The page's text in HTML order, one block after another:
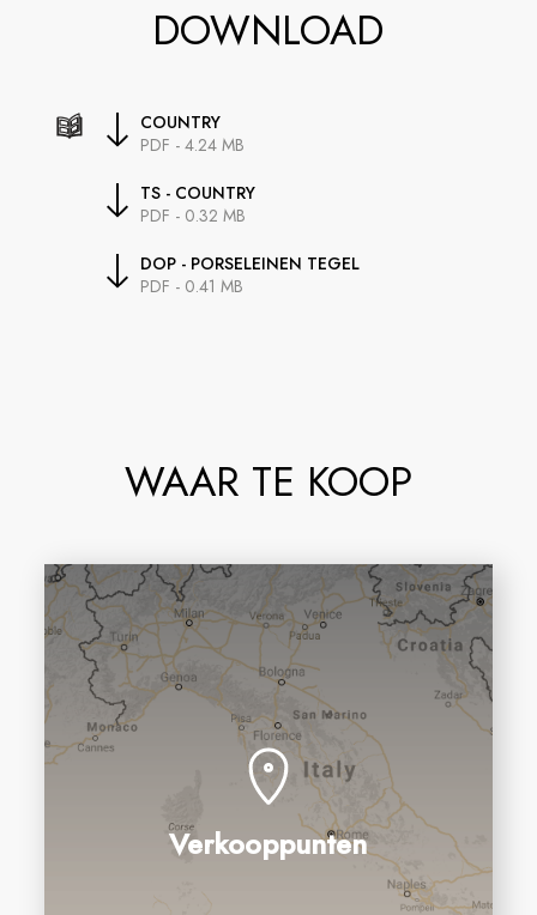
DOWNLOAD
COUNTRY
PDF - 4.24 MB
TS - COUNTRY
PDF - 0.32 MB
DOP - PORSELEINEN TEGEL
PDF - 0.41 MB
WAAR TE KOOP
Verkooppunten